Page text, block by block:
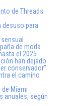
de Threads:
desuso para
de moda
el 2025
han dejado
conservador”
el camino
Miami
anuales, según